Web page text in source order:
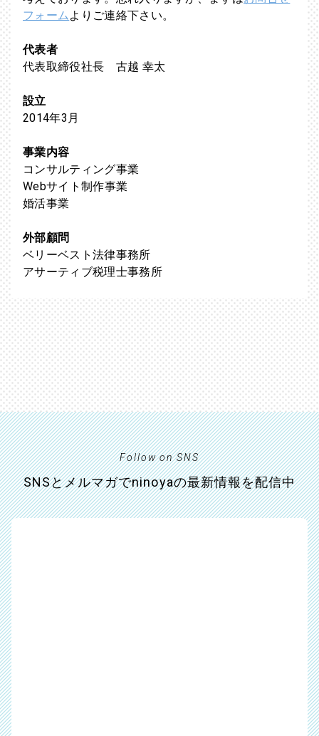
フォームよりご連絡下さい。
代表者
代表取締役社長 古越 幸太
設立
2014年3月
事業内容
コンサルティング事業
Webサイト制作事業
婚活事業
外部顧問
ベリーベスト法律事務所
アサーティブ税理士事務所
Follow on SNS
SNSとメルマガでninoyaの最新情報を配信中